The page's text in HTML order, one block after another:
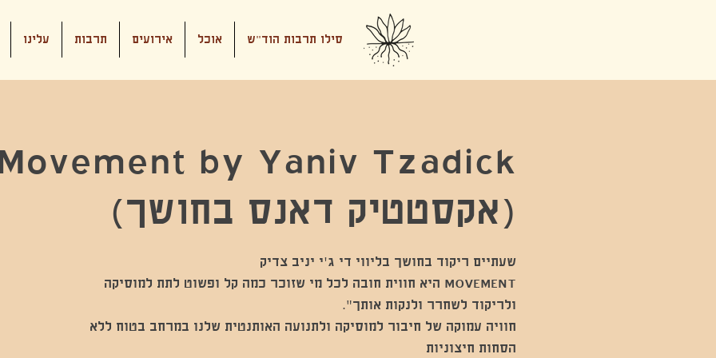
סילו תרבות הוד"ש אוכל אירועים תרבות עלינו
by Yaniv Tzadick
(אקסטטיק דאנס בחושך)
MOVEMENT היא חווית חובה לכל מי שזוכר כמה קל ופשוט לתת למוסיקה
חוויה עמוקה של חיבור למוסיקה ולתנועה האותנטית שלנו במרחב בטוח ללא